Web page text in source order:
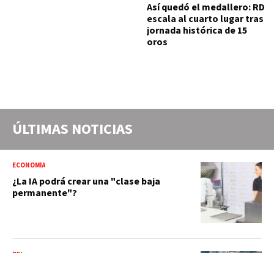
Así quedó el medallero: RD
escala al cuarto lugar tras
jornada histórica de 15
oros
ÚLTIMAS NOTICIAS
ECONOMÍA
¿La IA podrá crear una "clase baja
permanente"?